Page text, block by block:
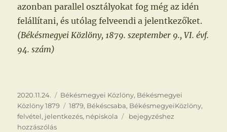
azonban parallel osztályokat fog még az idén
felállítani, és utólag felveendi a jelentkezőket.
(Békésmegyei Közlöny, 1879. szeptember 9., VI. évf.
94. szám)
Közzétéve
2020.11.24. Kategória
Békésmegyei Közlöny, Békésmegyei
Közlöny 1879
Címke
1879, Békéscsaba, BékésmegyeiKözlöny,
felvétel, jelentkezés, népiskola Túljelentkezés
bejegyzéshez
hozzászólás